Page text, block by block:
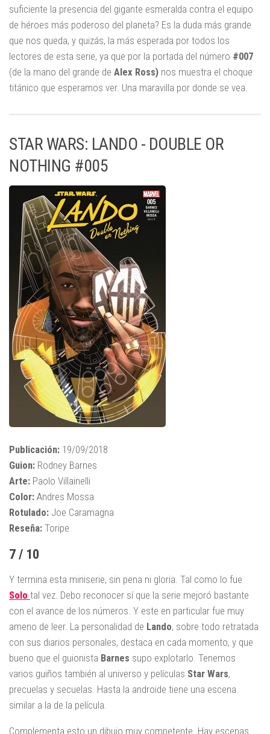
suficiente la presencia del gigante esmeralda contra el equipo
de héroes más poderoso del planeta? Es la duda más grande
que nos queda, y quizás, la más esperada por todos los
lectores de esta serie, ya que por la portada del número #007
(de la mano del grande de Alex Ross) nos muestra el choque
titánico que esperamos ver. Una maravilla por donde se vea.
STAR WARS: LANDO - DOUBLE OR
NOTHING #005
Publicación: 19/09/2018
Guion: Rodney Barnes
Arte: Paolo Villainelli
Color: Andres Mossa
Rotulado: Joe Caramagna
Reseña: Toripe
7 / 10
Y termina esta miniserie, sin pena ni gloria. Tal como lo fue
Solo tal vez. Debo reconocer sí que la serie mejoró bastante
con el avance de los números. Y este en particular fue muy
ameno de leer. La personalidad de Lando, sobre todo retratada
con sus diarios personales, destaca en cada momento, y que
bueno que el guionista Barnes supo explotarlo. Tenemos
varios guiños también al universo y películas Star Wars,
precuelas y secuelas. Hasta la androide tiene una escena
similar a la de la película.
Complementa esto un dibujo muy competente. Hay escenas